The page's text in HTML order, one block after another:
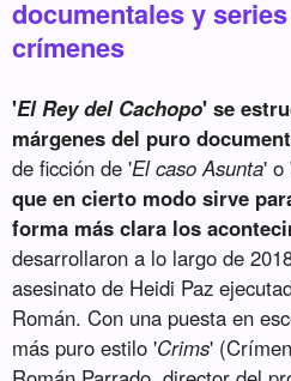
documentales y
crímenes
'El Rey del Cachopo' se
márgenes del puro
de ficción de 'El caso Asunta' o
que en cierto modo sirve
forma más clara los
desarrollaron a lo largo de
asesinato de Heidi Paz
Román. Con una puesta en
más puro estilo 'Crims'